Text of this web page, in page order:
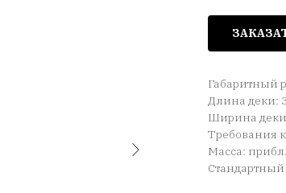
Габаритный
Длина деки:
Ширина
Требования
Масса:
Стандартный